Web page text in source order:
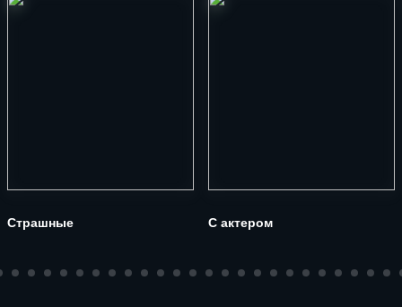
Страшные С актером